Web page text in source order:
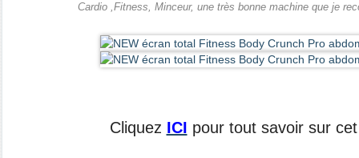
Cardio ,Fitness, Minceur, une très bonne machine que je
Cliquez ICI pour tout savoir sur